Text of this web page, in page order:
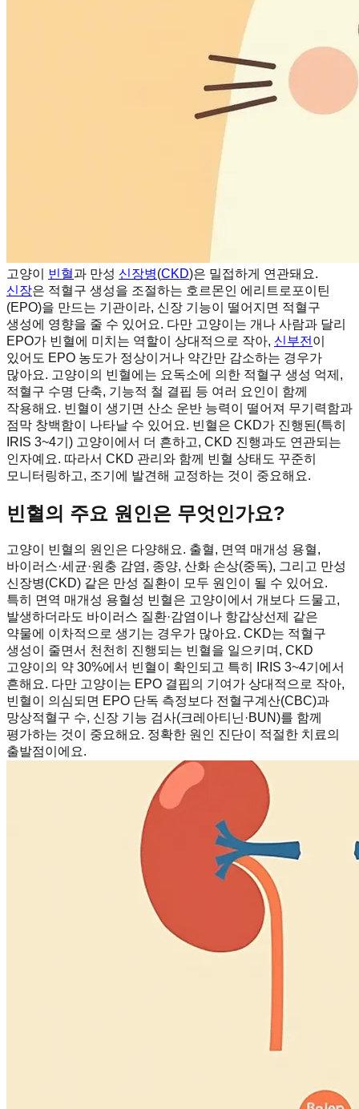
고양이 빈혈과 만성 신장병(CKD)은 밀접하게 연관돼요.
신장은 적혈구 생성을 조절하는 호르몬인 에리트로포이틴
(EPO)을 만드는 기관이라, 신장 기능이 떨어지면 적혈구
생성에 영향을 줄 수 있어요. 다만 고양이는 개나 사람과 달리
EPO가 빈혈에 미치는 역할이 상대적으로 작아, 신부전 이
있어도 EPO 농도가 정상이거나 약간만 감소하는 경우가
많아요. 고양이의 빈혈에는 요독소에 의한 적혈구 생성 억제,
적혈구 수명 단축, 기능적 철 결핍 등 여러 요인이 함께
작용해요. 빈혈이 생기면 산소 운반 능력이 떨어져 무기력함과
점막 창백함이 나타날 수 있어요. 빈혈은 CKD가 진행된(특히
IRIS 3~4기) 고양이에서 더 흔하고, CKD 진행과도 연관되는
인자예요. 따라서 CKD 관리와 함께 빈혈 상태도 꾸준히
모니터링하고, 조기에 발견해 교정하는 것이 중요해요.
빈혈의 주요 원인은 무엇인가요?
고양이 빈혈의 원인은 다양해요. 출혈, 면역 매개성 용혈,
바이러스·세균·원충 감염, 종양, 산화 손상(중독), 그리고 만성
신장병(CKD) 같은 만성 질환이 모두 원인이 될 수 있어요.
특히 면역 매개성 용혈성 빈혈은 고양이에서 개보다 드물고,
발생하더라도 바이러스 질환·감염이나 항갑상선제 같은
약물에 이차적으로 생기는 경우가 많아요. CKD는 적혈구
생성이 줄면서 천천히 진행되는 빈혈을 일으키며, CKD
고양이의 약 30%에서 빈혈이 확인되고 특히 IRIS 3~4기에서
흔해요. 다만 고양이는 EPO 결핍의 기여가 상대적으로 작아,
빈혈이 의심되면 EPO 단독 측정보다 전혈구계산(CBC)과
망상적혈구 수, 신장 기능 검사(크레아티닌·BUN)를 함께
평가하는 것이 중요해요. 정확한 원인 진단이 적절한 치료의
출발점이에요.